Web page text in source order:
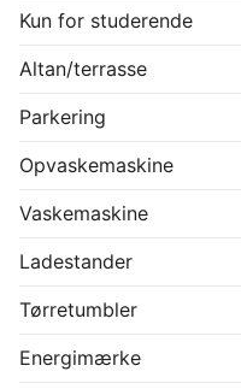
Kun for studerende
Altan/terrasse
Parkering
Opvaskemaskine
Vaskemaskine
Ladestander
Tørretumbler
Energimærke